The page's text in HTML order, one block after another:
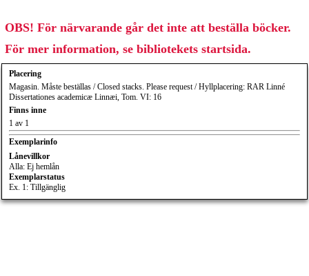
OBS! För närvarande går det inte att beställa böcker.
För mer information, se bibliotekets startsida.
Placering
Magasin. Måste beställas / Closed stacks. Please request / Hyllplacering: RAR Linné
Dissertationes academicæ Linnæi, Tom. VI: 16
Finns inne
1 av 1
Exemplarinfo
Lånevillkor
Alla: Ej hemlån
Exemplarstatus
Ex. 1: Tillgänglig